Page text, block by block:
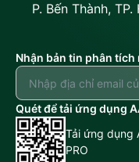
P. Bến Thành,
Nhận bản tin phân tích
Quét để tải ứng dụng
Tải ứng dụng
PRO